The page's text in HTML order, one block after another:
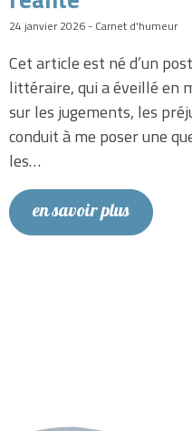
24 janvier 2026 - Carnet d'humeur
Cet article est né d’un
littéraire, qui a éveillé en
sur les jugements, les
conduit à me poser une
les…
en savoir plus